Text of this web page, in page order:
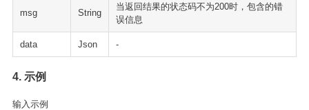
msg String
当返回结果的状态码不为200时，包含的错
误信息
data Json -
4. 示例
输入示例